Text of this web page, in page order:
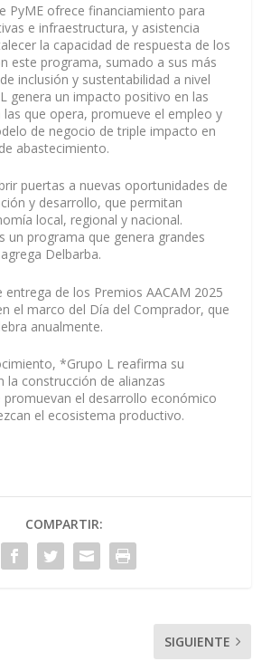
PyME ofrece financiamiento para
e infraestructura, y asistencia
la capacidad de respuesta de los
este programa, sumado a sus más
inclusión y sustentabilidad a nivel
genera un impacto positivo en las
las que opera, promueve el empleo y
de negocio de triple impacto en
abastecimiento.
puertas a nuevas oportunidades de
y desarrollo, que permitan
local, regional y nacional.
un programa que genera grandes
Delbarba.
entrega de los Premios AACAM 2025
el marco del Día del Comprador, que
anualmente.
*Grupo L reafirma su
la construcción de alianzas
promuevan el desarrollo económico
el ecosistema productivo.
COMPARTIR:
SIGUIENTE